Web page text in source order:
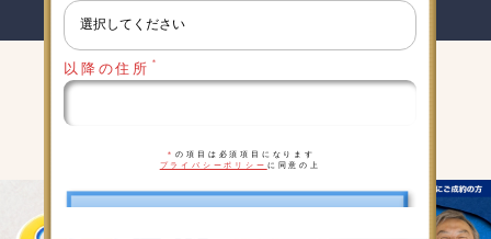
以降の住所 ＊
＊の項目は必須項目になります
プライバシーポリシー に同意の上
キャンペーン実施中